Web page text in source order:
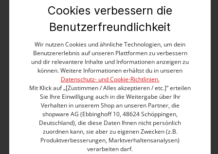
Knit Hat
9,99 € 19,99 €
%
Cookies verbessern die
Benutzerfreundlichkeit
Wir nutzen Cookies und ähnliche Technologien, um dein
Benutzererlebnis auf unseren Plattformen zu verbessern
und dir relevantere Inhalte und Informationen anzeigen zu
können. Weitere Informationen erhältst du in unseren
Datenschutz- und Cookie-Richtlinien.
Mit Klick auf „[Zustimmen / Alles akzeptieren / etc.]“ erteilen
Sie Ihre Einwilligung auch in die Weitergabe über Ihr
Verhalten in unserem Shop an unseren Partner, die
shopware AG (Ebbinghoff 10, 48624 Schöppingen,
Deutschland), die diese Daten Ihnen nicht persönlich
zuordnen kann, sie aber zu eigenen Zwecken (z.B.
Produktverbesserungen, Marktverhaltensanalysen)
verarbeiten darf.